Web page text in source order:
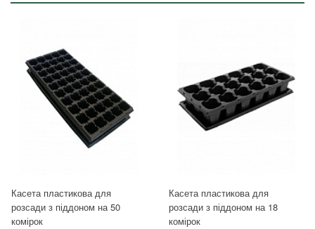
Касета пластикова для
розсади з піддоном на 50
комірок
Касета пластикова для
розсади з піддоном на 18
комірок